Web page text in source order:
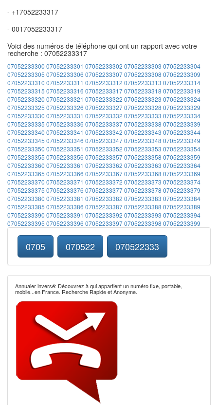
- +17052233317
- 0017052233317
Voici des numéros de téléphone qui ont un rapport avec votre
recherche : 07052233317
07052233300 07052233301 07052233302 07052233303 07052233304
07052233305 07052233306 0705223330707052233308 07052233309
07052233310 07052233311 07052233312 07052233313 07052233314
07052233315 07052233316 0705223331707052233318 07052233319
07052233320 07052233321 07052233322 07052233323 07052233324
07052233325 07052233326 0705223332707052233328 07052233329
07052233330 07052233331 07052233332 07052233333 07052233334
07052233335 07052233336 0705223333707052233338 07052233339
07052233340 07052233341 07052233342 07052233343 07052233344
07052233345 07052233346 0705223334707052233348 07052233349
07052233350 07052233351 07052233352 07052233353 07052233354
07052233355 07052233356 0705223335707052233358 07052233359
07052233360 07052233361 07052233362 07052233363 07052233364
07052233365 07052233366 0705223336707052233368 07052233369
07052233370 07052233371 07052233372 07052233373 07052233374
07052233375 07052233376 0705223337707052233378 07052233379
07052233380 07052233381 07052233382 07052233383 07052233384
07052233385 07052233386 0705223338707052233388 07052233389
07052233390 07052233391 07052233392 07052233393 07052233394
07052233395 07052233396 0705223339707052233398 07052233399
0705 070522 070522333
Annuaier inversé: Découvrez à qui appartient un numéro fixe, portable,
mobile...en France. Recherche Rapide et Anonyme.